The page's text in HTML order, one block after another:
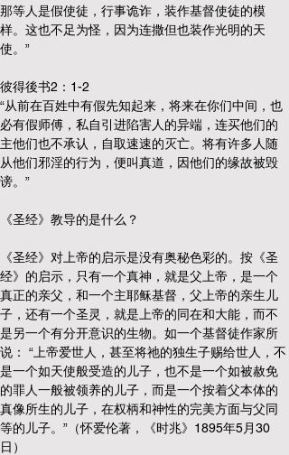
那等人是假使徒，行事诡诈，装作基督使徒的模
样。这也不足为怪，因为连撒但也装作光明的天
使。”
彼得後书2：1-2
“从前在百姓中有假先知起来，将来在你们中间，也
必有假师傅，私自引进陷害人的异端，连买他们的
主他们也不承认，自取速速的灭亡。将有许多人随
从他们邪淫的行为，便叫真道，因他们的缘故被毁
谤。”
《圣经》教导的是什么？
《圣经》对上帝的启示是没有奥秘色彩的。按《圣
经》的启示，只有一个真神，就是父上帝，是一个
真正的亲父，和一个主耶稣基督，父上帝的亲生儿
子，还有一个圣灵，就是上帝的同在和大能，而不
是另一个有分开意识的生物。如一个基督徒作家所
说： “上帝爱世人，甚至将祂的独生子赐给世人，不
是一个如天使般受造的儿子，也不是一个如被赦免
的罪人一般被领养的儿子，而是一个按着父本体的
真像所生的儿子，在权柄和神性的完美方面与父同
等的儿子。”（怀爱伦著，《时兆》1895年5月30
日）